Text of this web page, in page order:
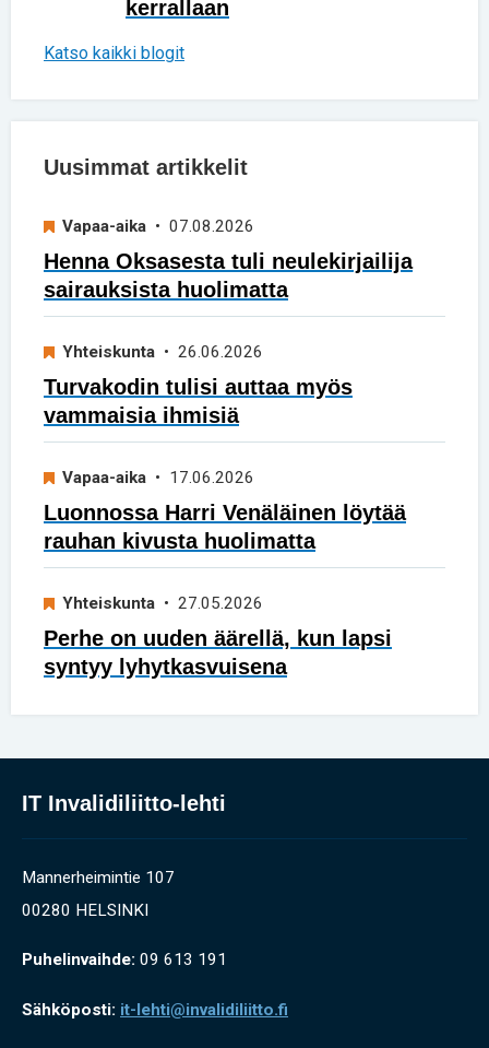
kerrallaan
Katso kaikki blogit
Uusimmat artikkelit
Vapaa-aika • 07.08.2026
Henna Oksasesta tuli neulekirjailija
sairauksista huolimatta
Yhteiskunta • 26.06.2026
Turvakodin tulisi auttaa myös
vammaisia ihmisiä
Vapaa-aika • 17.06.2026
Luonnossa Harri Venäläinen löytää
rauhan kivusta huolimatta
Yhteiskunta • 27.05.2026
Perhe on uuden äärellä, kun lapsi
syntyy lyhytkasvuisena
IT Invalidiliitto-lehti
Mannerheimintie 107
00280 HELSINKI
Puhelinvaihde: 09 613 191
Sähköposti: it-lehti@invalidiliitto.fi